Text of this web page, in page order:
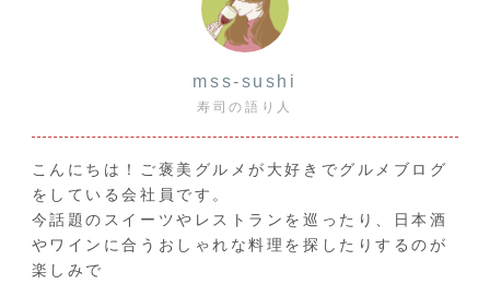
mss-sushi
寿司の語り人
こんにちは！ご褒美グルメが大好きでグルメブログ
をしている会社員です。
今話題のスイーツやレストランを巡ったり、日本酒
やワインに合うおしゃれな料理を探したりするのが
楽しみで